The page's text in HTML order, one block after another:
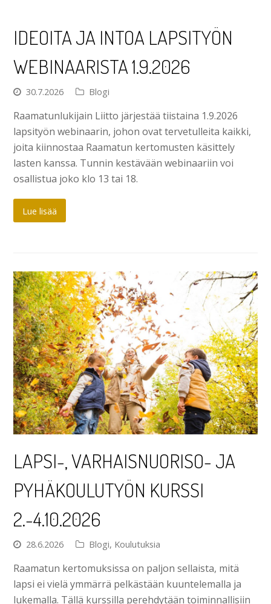
IDEOITA JA INTOA LAPSITYÖN
WEBINAARISTA 1.9.2026
30.7.2026 Blogi
Raamatunlukijain Liitto järjestää tiistaina 1.9.2026
lapsityön webinaarin, johon ovat tervetulleita kaikki,
joita kiinnostaa Raamatun kertomusten käsittely
lasten kanssa. Tunnin kestävään webinaariin voi
osallistua joko klo 13 tai 18.
Lue lisää
LAPSI-, VARHAISNUORISO- JA
PYHÄKOULUTYÖN KURSSI
2.-4.10.2026
28.6.2026 Blogi, Koulutuksia
Raamatun kertomuksissa on paljon sellaista, mitä
lapsi ei vielä ymmärrä pelkästään kuuntelemalla ja
lukemalla. Tällä kurssilla perehdytään toiminnallisiin